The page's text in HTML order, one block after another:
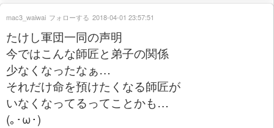
たけし軍団一同の声明
今ではこんな師匠と弟子の関係
少なくなったなぁ…
それだけ命を預けたくなる師匠が
いなくなってるってことかも…
(｡･ω･)
mac3_waiwai フォローする 2018-04-01 23:57:51